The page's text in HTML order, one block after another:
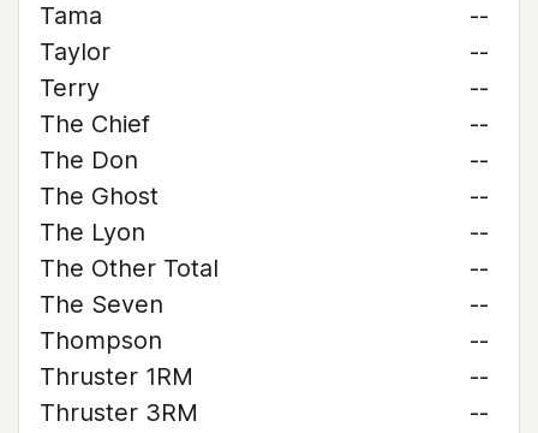
Tama
--
Taylor
--
Terry
--
The Chief
--
The Don
--
The Ghost
--
The Lyon
--
The Other Total
--
The Seven
--
Thompson
--
Thruster 1RM
--
Thruster 3RM
--